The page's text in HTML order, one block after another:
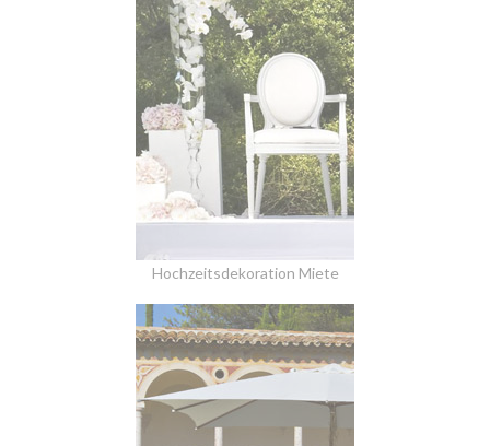
Hochzeitsdekoration Miete